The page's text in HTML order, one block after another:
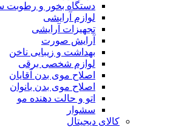
دستگاه بخور و رطوبت
لوازم آرایشی
تجهیزات آرایشی
آرایش صورت
بهداشت و زیبایی ناخن
لوازم شخصی برقی
اصلاح موی بدن آقایان
اصلاح موی بدن بانوان
اتو و حالت دهنده مو
سشوار
کالای دیجیتال